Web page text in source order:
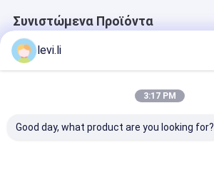
Συνιστώμενα Προϊόντα
levi.li
3:17 PM
Good day, what product are you looking for?